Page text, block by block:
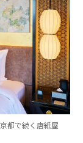
都で続く唐紙屋